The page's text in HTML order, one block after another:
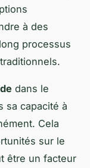
à des
processus
dans le
sa capacité à
Cela
sur le
être un facteur